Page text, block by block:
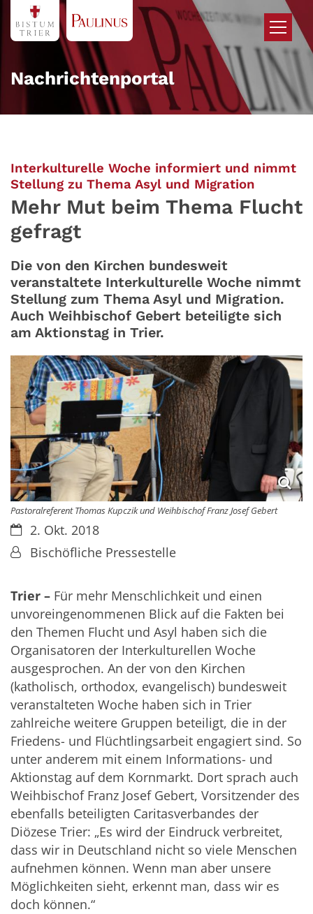
Zum Inhalt springen
Nachrichtenportal
Interkulturelle Woche informiert und nimmt
Stellung zu Thema Asyl und Migration
Mehr Mut beim Thema Flucht
gefragt
Die von den Kirchen bundesweit
veranstaltete Interkulturelle Woche nimmt
Stellung zum Thema Asyl und Migration.
Auch Weihbischof Gebert beteiligte sich
am Aktionstag in Trier.
Pastoralreferent Thomas Kupczik und Weihbischof Franz Josef Gebert
Datum:2. Okt. 2018
Von:Bischöfliche Pressestelle
Trier – Für mehr Menschlichkeit und einen
unvoreingenommenen Blick auf die Fakten bei
den Themen Flucht und Asyl haben sich die
Organisatoren der Interkulturellen Woche
ausgesprochen. An der von den Kirchen
(katholisch, orthodox, evangelisch) bundesweit
veranstalteten Woche haben sich in Trier
zahlreiche weitere Gruppen beteiligt, die in der
Friedens- und Flüchtlingsarbeit engagiert sind. So
unter anderem mit einem Informations- und
Aktionstag auf dem Kornmarkt. Dort sprach auch
Weihbischof Franz Josef Gebert, Vorsitzender des
ebenfalls beteiligten Caritasverbandes der
Diözese Trier: „Es wird der Eindruck verbreitet,
dass wir in Deutschland nicht so viele Menschen
aufnehmen können. Wenn man aber unsere
Möglichkeiten sieht, erkennt man, dass wir es
doch können.“